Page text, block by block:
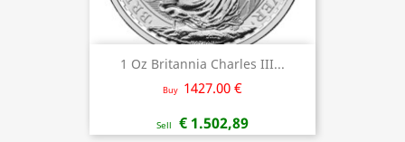
1 Oz Britannia Charles III...
Buy 1427.00 €
Sell € 1.502,89